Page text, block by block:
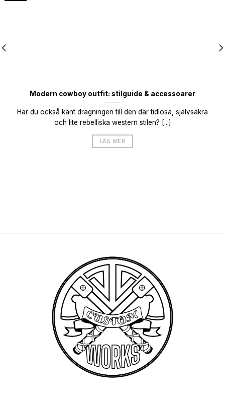
Modern cowboy outfit: stilguide & accessoarer
Har du också känt dragningen till den där tidlösa, självsäkra
och lite rebelliska western stilen? [...]
LÄS MER